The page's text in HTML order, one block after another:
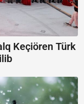
Keçiören Türk